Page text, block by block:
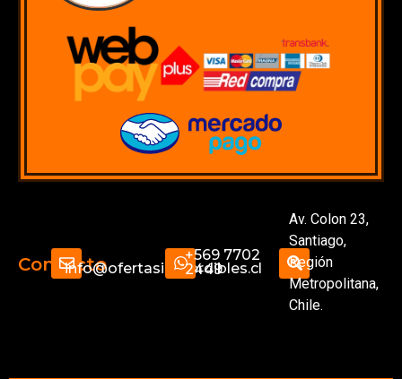
Contactoinfo@ofertasimperdibles.cl
+569 7702
2449
Av. Colon 23,
Santiago,
Región
Metropolitana,
Chile.